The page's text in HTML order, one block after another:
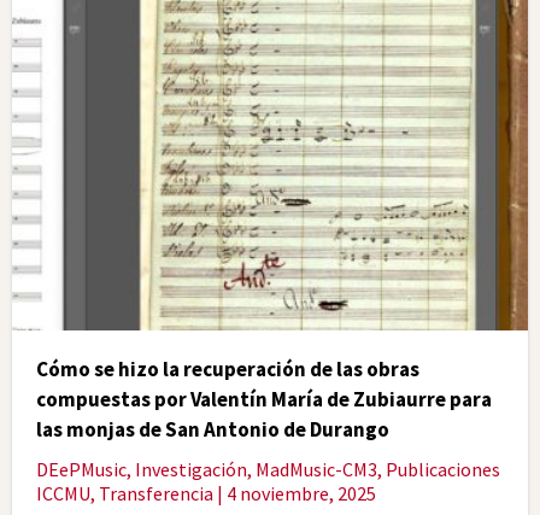
Cómo se hizo la recuperación de las obras
compuestas por Valentín María de Zubiaurre para
las monjas de San Antonio de Durango
DEePMusic, Investigación, MadMusic-CM3, Publicaciones
ICCMU, Transferencia | 4 noviembre, 2025